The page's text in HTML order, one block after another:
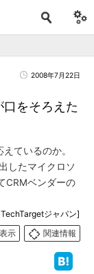
2008年7月22日
をそろえた
ているのか。
したマイクロソ
CRMベンダーの
ジャパン]
示
関連情報